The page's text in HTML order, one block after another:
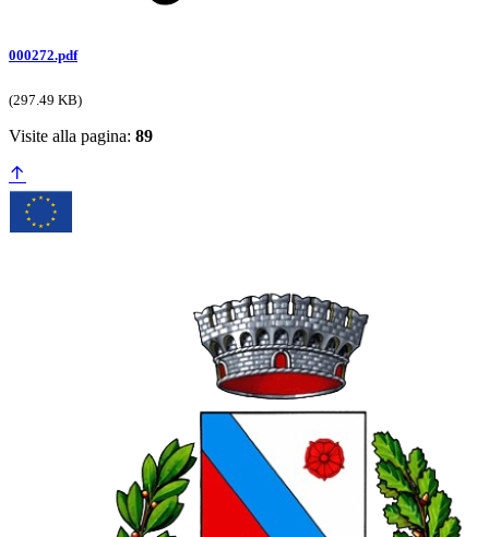
000272.pdf
(297.49 KB)
Visite alla pagina: 89